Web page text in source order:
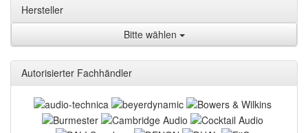
Hersteller
Bitte wählen
Autorisierter Fachhändler